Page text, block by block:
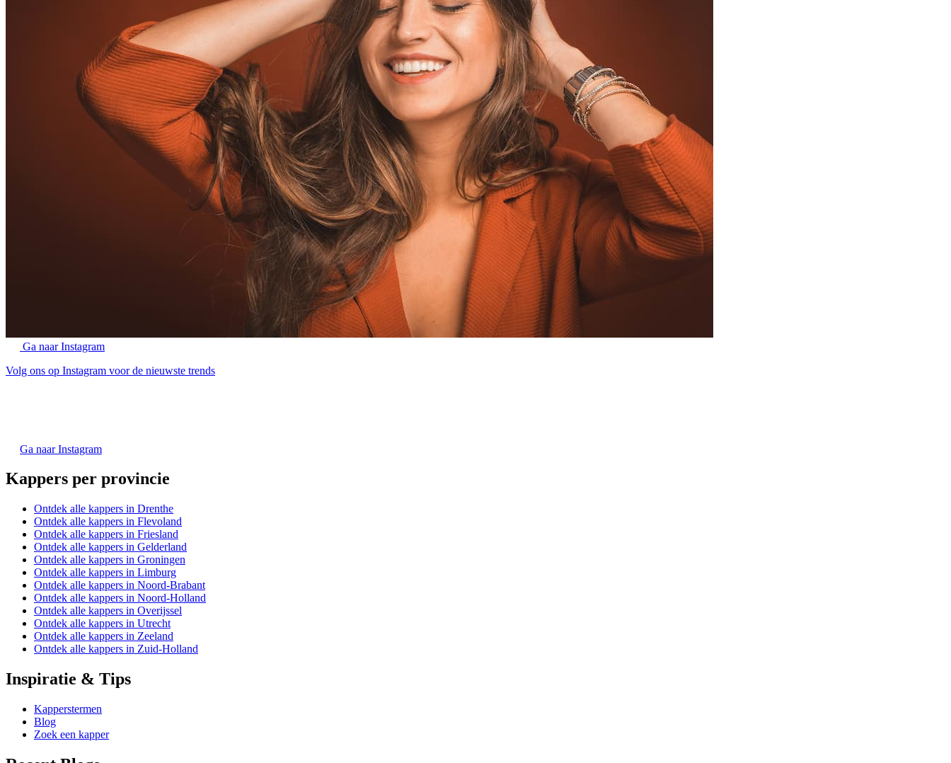
Ga naar Instagram
Volg ons op Instagram voor de nieuwste trends
Ga naar Instagram
Kappers per provincie
Ontdek alle kappers in Drenthe
Ontdek alle kappers in Flevoland
Ontdek alle kappers in Friesland
Ontdek alle kappers in Gelderland
Ontdek alle kappers in Groningen
Ontdek alle kappers in Limburg
Ontdek alle kappers in Noord-Brabant
Ontdek alle kappers in Noord-Holland
Ontdek alle kappers in Overijssel
Ontdek alle kappers in Utrecht
Ontdek alle kappers in Zeeland
Ontdek alle kappers in Zuid-Holland
Inspiratie & Tips
Kapperstermen
Blog
Zoek een kapper